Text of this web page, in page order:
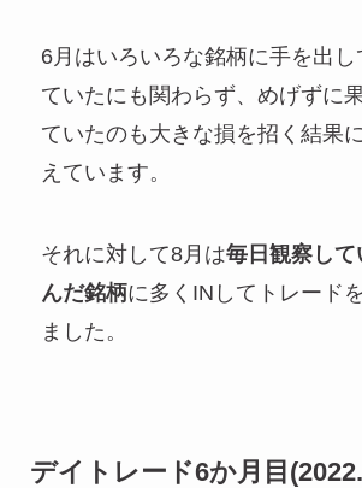
6月はいろいろな銘柄に手を出し
ていたにも関わらず、めげずに
ていたのも大きな損を招く結果
えています。
それに対して8月は毎日観察して
んだ銘柄に多くINしてトレード
ました。
デイトレード6か月目